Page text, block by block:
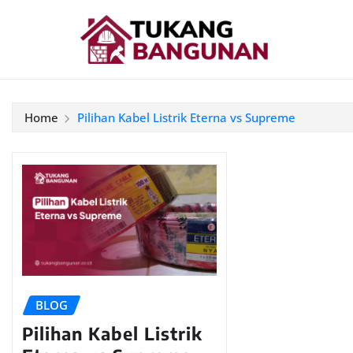
Home Pilihan Kabel Listrik Eterna vs Supreme
BLOG
Pilihan Kabel Listrik